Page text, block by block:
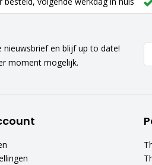
nieuwsbrief en blijf up to date!
moment mogelijk.